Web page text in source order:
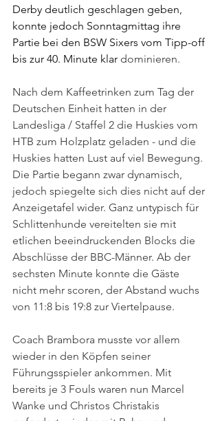
Derby deutlich geschlagen geben,
konnte jedoch Sonntagmittag ihre
Partie bei den BSW Sixers vom Tipp-off
bis zur 40. Minute klar dominieren.
Nach dem Kaffeetrinken zum Tag der
Deutschen Einheit hatten in der
Landesliga / Staffel 2 die Huskies vom
HTB zum Holzplatz geladen - und die
Huskies hatten Lust auf viel Bewegung.
Die Partie begann zwar dynamisch,
jedoch spiegelte sich dies nicht auf der
Anzeigetafel wider. Ganz untypisch für
Schlittenhunde vereitelten sie mit
etlichen beeindruckenden Blocks die
Abschlüsse der BBC-Männer. Ab der
sechsten Minute konnte die Gäste
nicht mehr scoren, der Abstand wuchs
von 11:8 bis 19:8 zur Viertelpause.
Coach Brambora musste vor allem
wieder in den Köpfen seiner
Führungsspieler ankommen. Mit
bereits je 3 Fouls waren nun Marcel
Wanke und Christos Christakis